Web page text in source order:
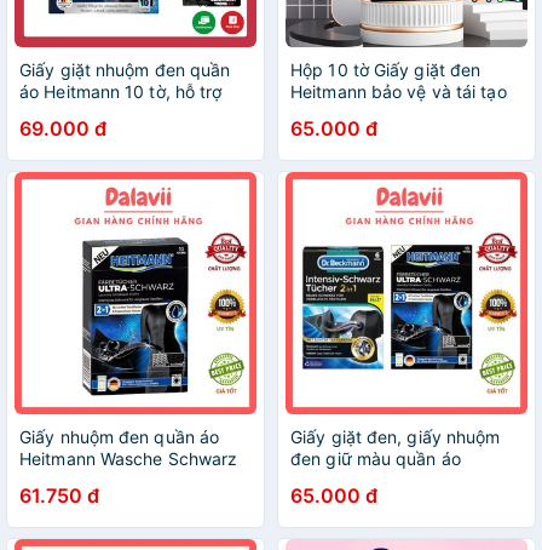
Giấy giặt nhuộm đen quần
áo Heitmann 10 tờ, hỗ trợ
hàng Đức
69.000 đ
Hộp 10 tờ Giấy giặt đen
Heitmann bảo vệ và tái tạo
65.000 đ
Giấy nhuộm đen quần áo
Heitmann Wasche Schwarz
61.750 đ
Giấy giặt đen, giấy nhuộm
đen giữ màu quần áo
Đức
65.000 đ